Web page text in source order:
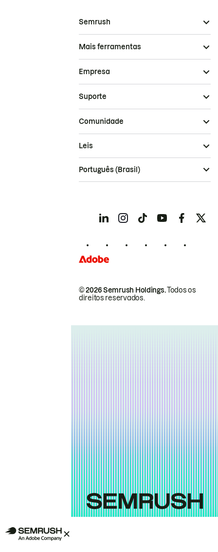
Semrush
Mais ferramentas
Empresa
Suporte
Comunidade
© 2026 Semrush Holdings.Todos os
direitos reservados.
Leis
Português (Brasil)